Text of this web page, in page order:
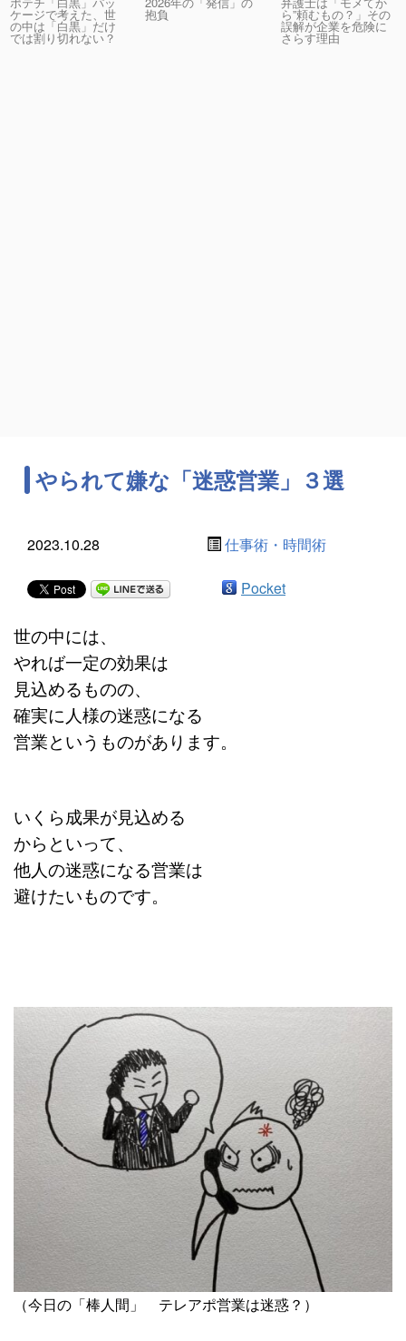
ケージで考えた、世
の中は「白黒」だけ
では割り切れない？
抱負 ら”頼むもの？」その
誤解が企業を危険に
さらす理由
やられて嫌な「迷惑営業」３選
2023.10.28 仕事術・時間術
Pocket
世の中には、
やれば一定の効果は
見込めるものの、
確実に人様の迷惑になる
営業というものがあります。
いくら成果が見込める
からといって、
他人の迷惑になる営業は
避けたいものです。
（今日の「棒人間」 テレアポ営業は迷惑？）